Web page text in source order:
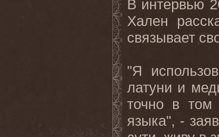
В интервью
Хален
связывает
"Я
латуни и
точно в
языка", -